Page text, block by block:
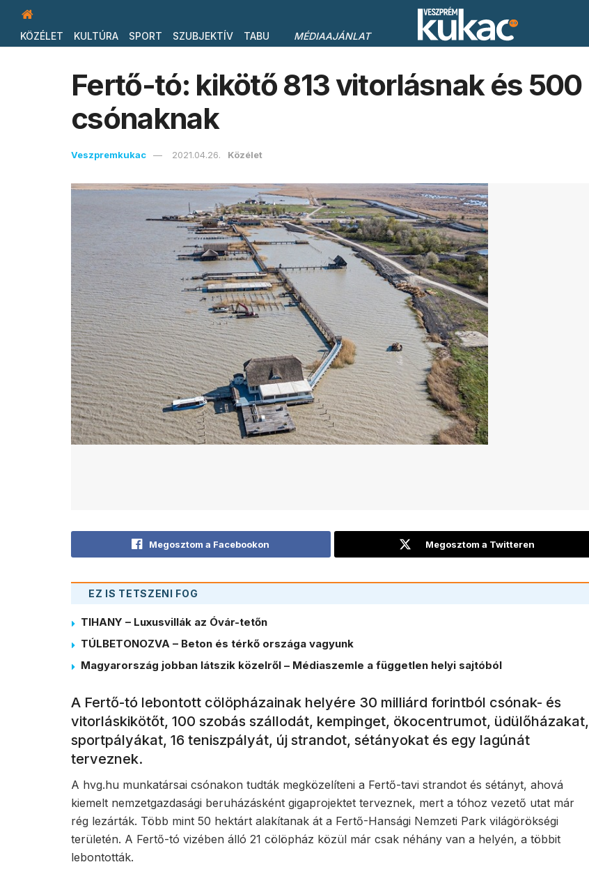
KÖZÉLET KULTÚRA SPORT SZUBJEKTÍV TABU MÉDIAAJÁNLAT
Fertő-tó: kikötő 813 vitorlásnak és 500
csónaknak
Veszpremkukac 2021.04.26. Közélet
Megosztom a Facebookon Megosztom a Twitteren
EZ IS TETSZENI FOG
TIHANY – Luxusvillák az Óvár-tetőn
TÚLBETONOZVA – Beton és térkő országa vagyunk
Magyarország jobban látszik közelről – Médiaszemle a független helyi sajtóból
A Fertő-tó lebontott cölöpházainak helyére 30 milliárd forintból csónak- és
vitorláskikötőt, 100 szobás szállodát, kempinget, ökocentrumot, üdülőházakat,
sportpályákat, 16 teniszpályát, új strandot, sétányokat és egy lagúnát
terveznek.
A hvg.hu munkatársai csónakon tudták megközelíteni a Fertő-tavi strandot és sétányt, ahová
kiemelt nemzetgazdasági beruházásként gigaprojektet terveznek, mert a tóhoz vezető utat már
rég lezárták. Több mint 50 hektárt alakítanak át a Fertő-Hansági Nemzeti Park világörökségi
területén. A Fertő-tó vizében álló 21 cölöpház közül már csak néhány van a helyén, a többit
lebontották.